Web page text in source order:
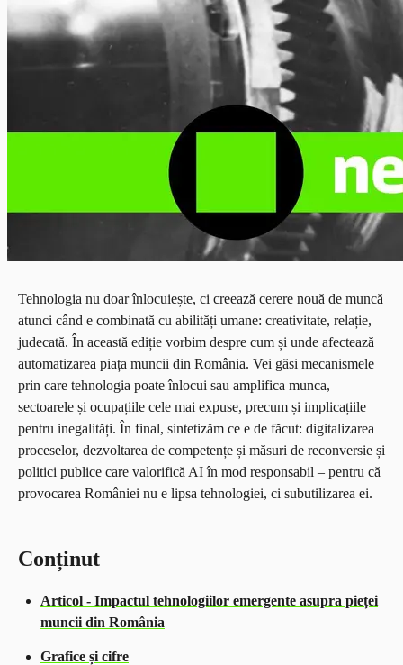
Tehnologia nu doar înlocuiește, ci creează cerere nouă de muncă
atunci când e combinată cu abilități umane: creativitate, relație,
judecată. În această ediție vorbim despre cum și unde afectează
automatizarea piața muncii din România. Vei găsi mecanismele
prin care tehnologia poate înlocui sau amplifica munca,
sectoarele și ocupațiile cele mai expuse, precum și implicațiile
pentru inegalități. În final, sintetizăm ce e de făcut: digitalizarea
proceselor, dezvoltarea de competențe și măsuri de reconversie și
politici publice care valorifică AI în mod responsabil – pentru că
provocarea României nu e lipsa tehnologiei, ci subutilizarea ei.
Conținut
Articol - Impactul tehnologiilor emergente asupra pieței
muncii din România
Grafice și cifre